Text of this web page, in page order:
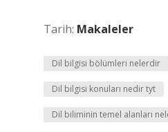
Tarih: Makaleler
Dil bilgisi bölümleri nelerdir
Dil bilgisi konuları nedir tyt
Dil biliminin temel alanları